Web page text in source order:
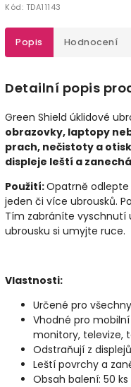
Kód: TDA11143
Popis Hodnocení
Detailní popis
Green Shield úklidové
obrazovky, laptopy
prach, nečistoty a
displeje leští a
Použití:Opatrně
jeden či více ubrousků.
Tím zabráníte vyschnutí
ubrousku si umyjte ruce.
Vlastnosti:
Určené pro
Vhodné pro
monitory, televize,
Odstraňují z
Leští povrchy a
Obsah balení: 50 ks